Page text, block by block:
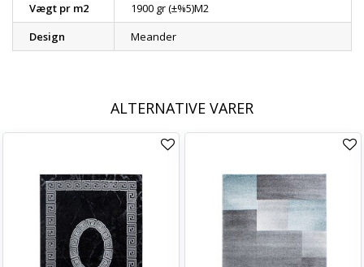
Vægt pr m2
1900 gr (±%5)M2
Design
Meander
ALTERNATIVE VARER